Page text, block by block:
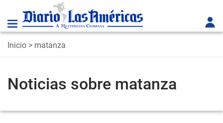
Inicio > matanza
Noticias sobre matanza